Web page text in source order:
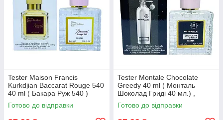
Tester Maison Francis
Kurkdjian Baccarat Rouge 540
40 ml ( Бакара Руж 540 )
унісекс білі
Готово до відправки
Tester Montale Chocolate
Greedy 40 ml ( Монталь
Шоколад Гриді 40 мл.) ,
унісекс
Готово до відправки